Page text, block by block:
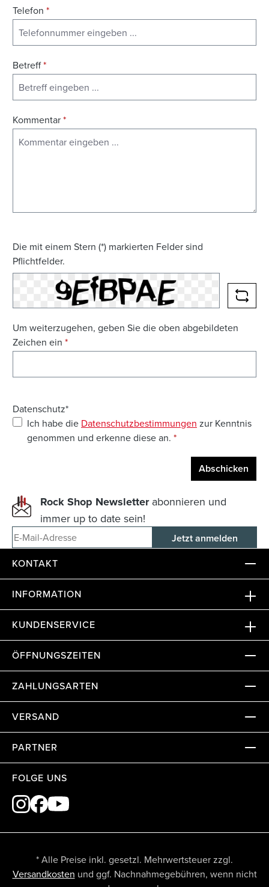
Telefon *
Betreff*
Kommentar*
Die mit einem Stern (*) markierten Felder sind
Pflichtfelder.
Um weiterzugehen, geben Sie die oben abgebildeten
Zeichen ein *
Datenschutz*
Ich habe die Datenschutzbestimmungen zur Kenntnis
genommen und erkenne diese an. *
Abschicken
Rock Shop Newsletterabonnieren und
immer up to date sein!
E-Mail-Adresse
KONTAKT
INFORMATION
KUNDENSERVICE
ÖFFNUNGSZEITEN
ZAHLUNGSARTEN
VERSAND
PARTNER
FOLGE UNS
* Alle Preise inkl. gesetzl. Mehrwertsteuer zzgl.
Versandkosten und ggf. Nachnahmegebühren, wenn nicht